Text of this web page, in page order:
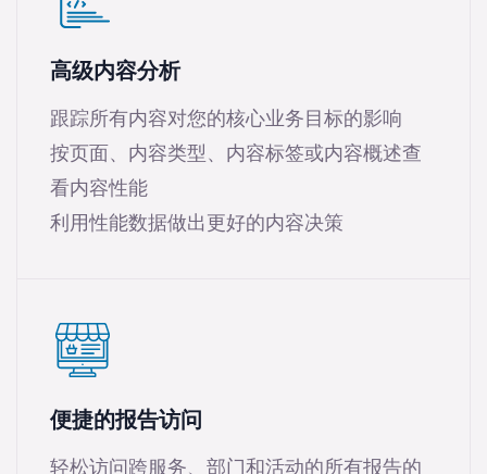
高级内容分析
跟踪所有内容对您的核心业务目标的影响
按页面、内容类型、内容标签或内容概述查
看内容性能
利用性能数据做出更好的内容决策
便捷的报告访问
轻松访问跨服务、部门和活动的所有报告的